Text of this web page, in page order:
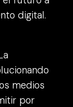
digital.
medios
por